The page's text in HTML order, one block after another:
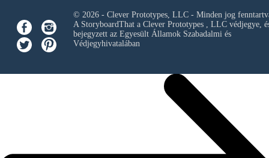
© 2026 - Clever Prototypes, LLC - Minden jog
A StoryboardThat a Clever Prototypes , LLCvédjegye,
bejegyzett az Egyesült Államok Szabadalmi és
Védjegyhivatalában